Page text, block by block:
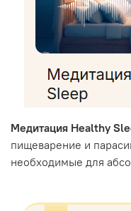
Медитация Healthy
пищеварение и
необходимые для